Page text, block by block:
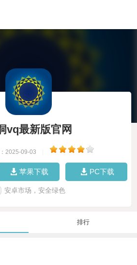
vq最新版官网
2025-09-03
苹果下载 PC下载
安卓市场，安全绿色
排行